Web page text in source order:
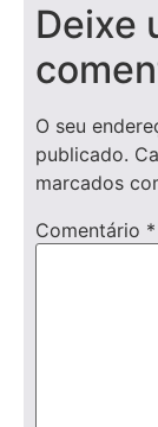
Deixe
O seu
publicado.
marcados
Comentário *